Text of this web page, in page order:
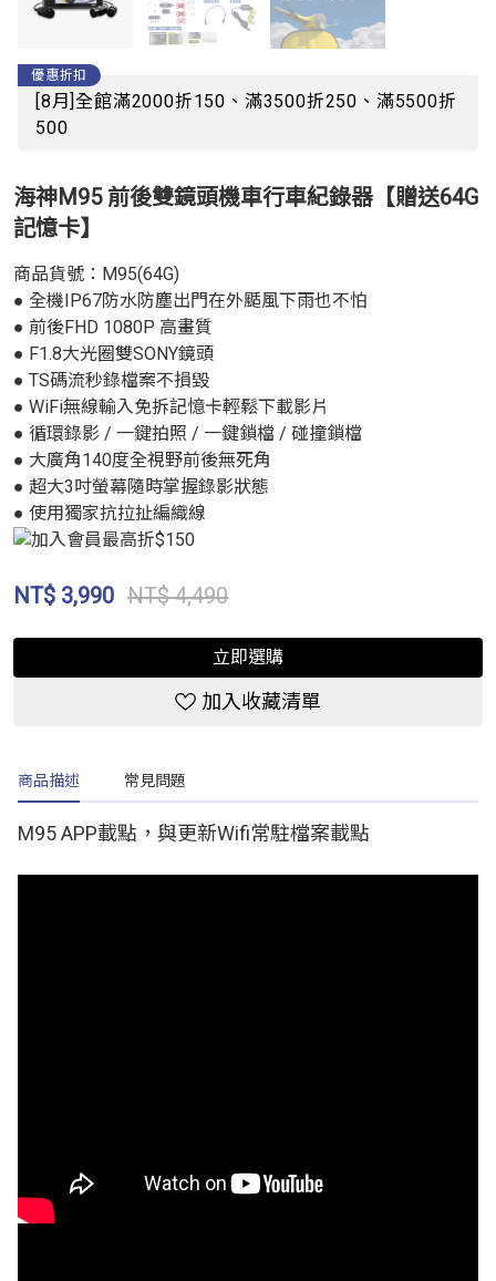
優惠折扣
[8月]全館滿2000折150、滿3500折250、滿5500折
500
海神M95 前後雙鏡頭機車行車紀錄器【贈送64G
記憶卡】
商品貨號：M95(64G)
● 全機IP67防水防塵出門在外颳風下雨也不怕
● 前後FHD 1080P 高畫質
● F1.8大光圈雙SONY鏡頭
● TS碼流秒錄檔案不損毀
● WiFi無線輸入免拆記憶卡輕鬆下載影片
● 循環錄影 / 一鍵拍照 / 一鍵鎖檔 / 碰撞鎖檔
● 大廣角140度全視野前後無死角
● 超大3吋螢幕隨時掌握錄影狀態
● 使用獨家抗拉扯編織線
NT$ 3,990 NT$ 4,490
立即選購
加入收藏清單
商品描述 常見問題
M95 APP載點，與更新Wifi常駐檔案載點